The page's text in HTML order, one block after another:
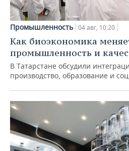
Промышленность 04 авг, 10:20
Как биоэкономика
промышленность и
В Татарстане обсудили
производство, образование и